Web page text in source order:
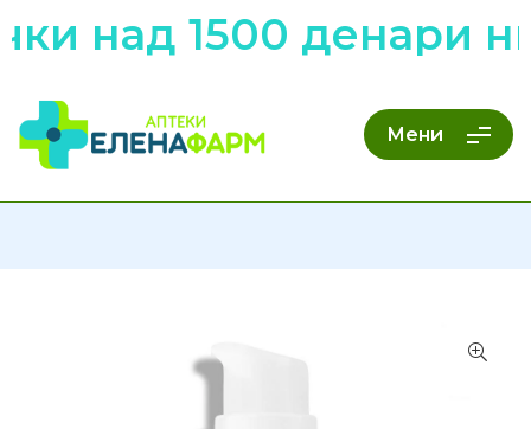
над 1500 денари
Мени